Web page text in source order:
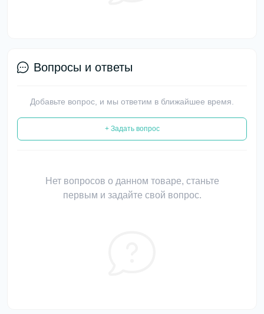
Вопросы и ответы
Добавьте вопрос, и мы ответим в ближайшее время.
+ Задать вопрос
Нет вопросов о данном товаре, станьте
первым и задайте свой вопрос.